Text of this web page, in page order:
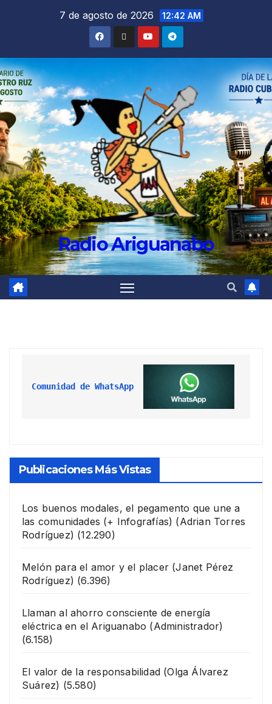
7 de agosto de 2026 12:42 AM
Radio Ariguanabo
Comunidad de WhatsApp
Publicaciones Más Vistas
Los buenos modales, el pegamento que une a
las comunidades (+ Infografías) (Adrian Torres
Rodríguez) (12.290)
Melón para el amor y el placer (Janet Pérez
Rodríguez) (6.396)
Llaman al ahorro consciente de energía
eléctrica en el Ariguanabo (Administrador)
(6.158)
El valor de la responsabilidad (Olga Álvarez
Suárez) (5.580)